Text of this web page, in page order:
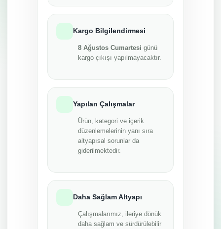
Kargo Bilgilendirmesi
8 Ağustos Cumartesi günü
kargo çıkışı yapılmayacaktır.
Yapılan Çalışmalar
Ürün, kategori ve içerik
düzenlemelerinin yanı sıra
altyapısal sorunlar da
giderilmektedir.
Daha Sağlam Altyapı
Çalışmalarımız, ileriye dönük
daha sağlam ve sürdürülebilir